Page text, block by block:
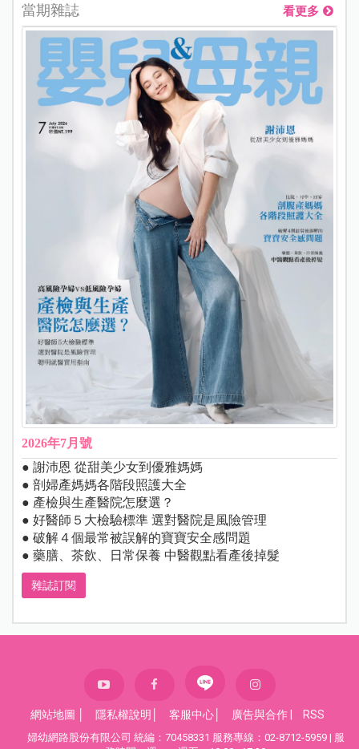
當期雜誌 看更多
2026年7月號
● 謝沛恩 從甜美少女到優雅媽媽
● 剖婦產媽媽各階段照護大全
● 產檢與生產醫院怎麼選？
● 好醫師５大檢驗標準 選對醫院是風險管理
● 破解４個最常被誤解的寶寶安全感問題
● 藥膳、茶飲、日常保養 中醫觀點看產後掉髮
雜誌訂閱
網站地圖 隱私權說明 客服中心 廣告與合作 RSS
婦幼網路股份有限公司 統編：70458331 服務專線：02-8712-5959 | 服